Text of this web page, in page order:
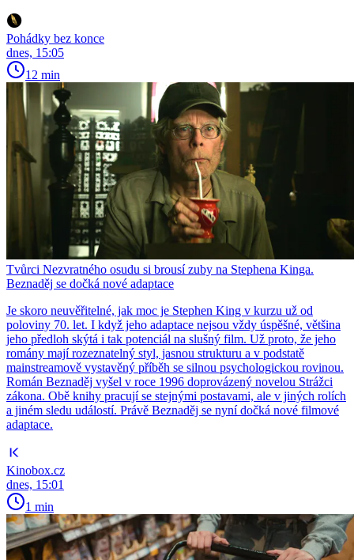
Pohádky bez konce
dnes, 15:05
12 min
Tvůrci Nezvratného osudu si brousí zuby na Stephena Kinga.
Beznaděj se dočká nové adaptace
Je skoro neuvěřitelné, jak moc je Stephen King v kurzu už od
poloviny 70. let. I když jeho adaptace nejsou vždy úspěšné, většina
jeho předloh skýtá i tak potenciál na slušný film. Už proto, že jeho
romány mají rozeznatelný styl, jasnou strukturu a v podstatě
mainstreamově vystavěný příběh se silnou psychologickou rovinou.
Román Beznaděj vyšel v roce 1996 doprovázený novelou Strážci
zákona. Obě knihy pracují se stejnými postavami, ale v jiných rolích
a jiném sledu událostí. Právě Beznaděj se nyní dočká nové filmové
adaptace.
Kinobox.cz
dnes, 15:01
1 min